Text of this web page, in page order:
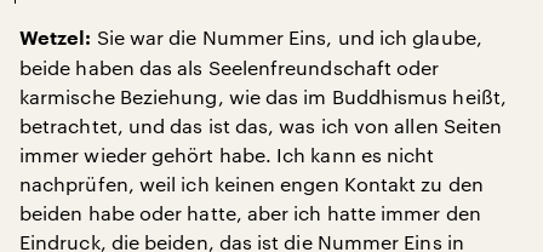
Wetzel: Sie war die Nummer Eins, und ich glaube,
beide haben das als Seelenfreundschaft oder
karmische Beziehung, wie das im Buddhismus heißt,
betrachtet, und das ist das, was ich von allen Seiten
immer wieder gehört habe. Ich kann es nicht
nachprüfen, weil ich keinen engen Kontakt zu den
beiden habe oder hatte, aber ich hatte immer den
Eindruck, die beiden, das ist die Nummer Eins in